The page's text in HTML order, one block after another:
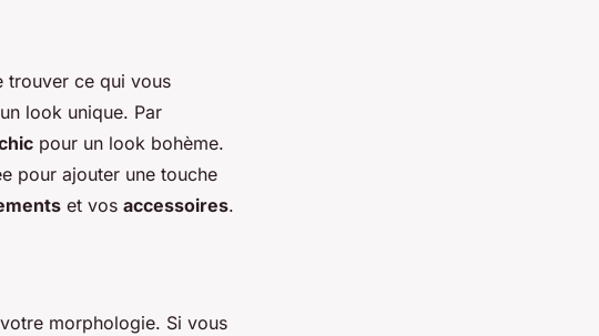
trouver ce qui vous
look unique. Par
pour un look bohème.
pour ajouter une touche
et vos accessoires.
morphologie. Si vous